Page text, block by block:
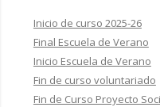
Inicio de curso 2025-26
Final Escuela de Verano
Inicio Escuela de Verano
Fin de curso voluntariado
Fin de Curso Proyecto